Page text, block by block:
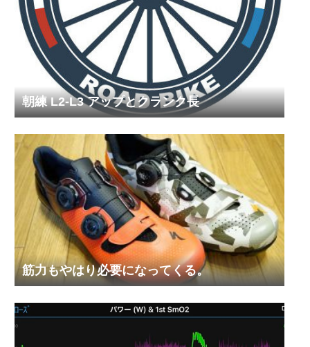
朝練 L2-L3 アップとクランク長
筋力もやはり必要になってくる。